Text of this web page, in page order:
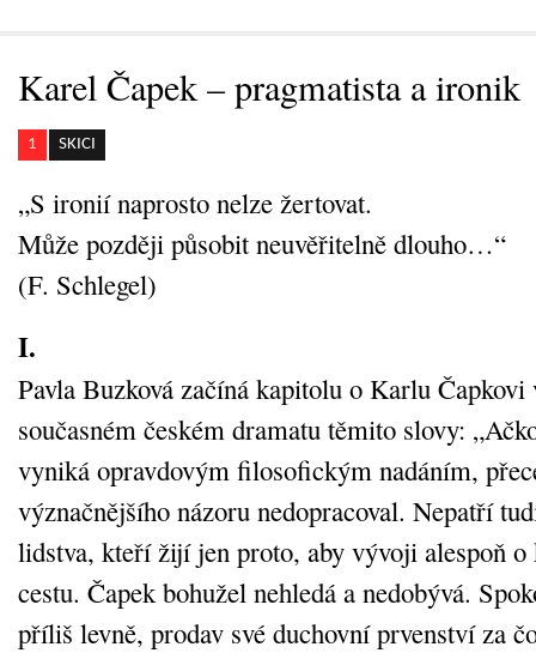
Karel Čapek – pragmatista a ironik
1 SKICI
„S ironií naprosto nelze žertovat.
Může později působit neuvěřitelně dlouho…“
(F. Schlegel)
I.
Pavla Buzková začíná kapitolu o Karlu
současném českém dramatu těmito slovy:
vyniká opravdovým filosofickým nadáním,
význačnějšího názoru nedopracoval. Nepatří
lidstva, kteří žijí jen proto, aby vývoji alespoň
cestu. Čapek bohužel nehledá a nedobývá.
příliš levně, prodav své duchovní prvenství za